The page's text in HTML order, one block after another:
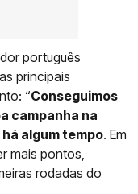
português
principais
“Conseguimos
campanha na
algum tempo. Em
mais pontos,
rodadas do